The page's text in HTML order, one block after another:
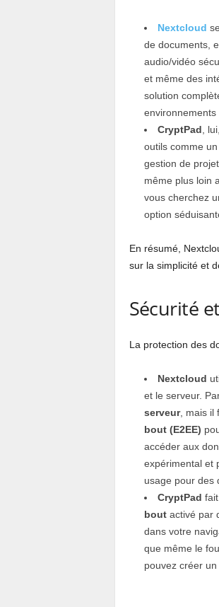
Nextcloud
de documents,
audio/vidéo
et même des
solution
environnements
CryptPad ,
outils comme un
gestion de
même plus loin
vous cherchez
option
En résumé,
sur la simplicité et
Sécurité
La protection des
Nextcloud
et le serveur.
serveur, mais il
bout (E2EE)
accéder aux
expérimental et
usage pour des
CryptPad
boutactivé par
dans votre
que même le
pouvez créer un